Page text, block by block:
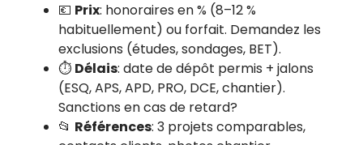
💶 Prix: honoraires en % (8–12 %
habituellement) ou forfait. Demandez les
exclusions (études, sondages, BET).
⏱️ Délais: date de dépôt permis + jalons
(ESQ, APS, APD, PRO, DCE, chantier).
Sanctions en cas de retard?
📂 Références: 3 projets comparables,